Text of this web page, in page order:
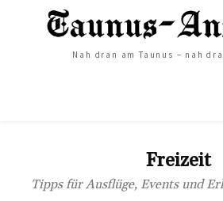
Nah dran am Taunus – nah
Freizeit
Tipps für Ausflüge, Events und